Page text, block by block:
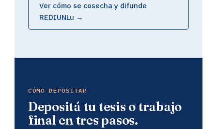
Ver cómo se cosecha y difunde
REDIUNLu →
CÓMO DEPOSITAR
Depositá tu tesis o trabajo
final en tres pasos.